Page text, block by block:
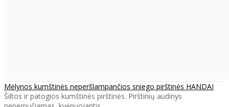
Mėlynos kumštinės neperšlampančios sniego pirštinės HANDAI
Šiltos ir patogios kumštinės pirštinės. Pirštinių audinys